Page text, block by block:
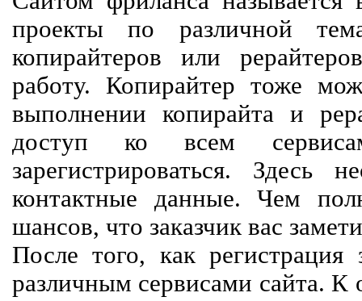
проекты по различной
копирайтеров или
работу. Копирайтер тоже
выполнении копирайта и
доступ ко всем
зарегистрироваться. Здесь
контактные данные. Чем
шансов, что заказчик вас
После того, как регистрация
различным сервисами сайта. К